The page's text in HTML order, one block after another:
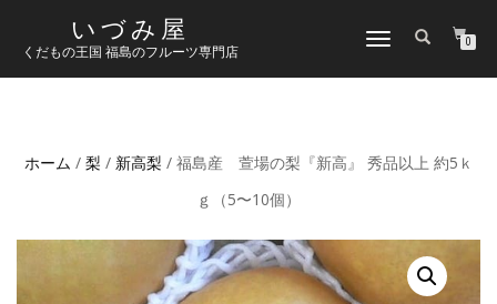
いづみ屋
くだもの王国 福島のフルーツ専門店
ナ
ゲ
ン
0
ホーム / 梨 / 新高梨 / 福島産 萱場の梨『新高』 秀品以上 約5ｋ
ｇ（5〜10個）